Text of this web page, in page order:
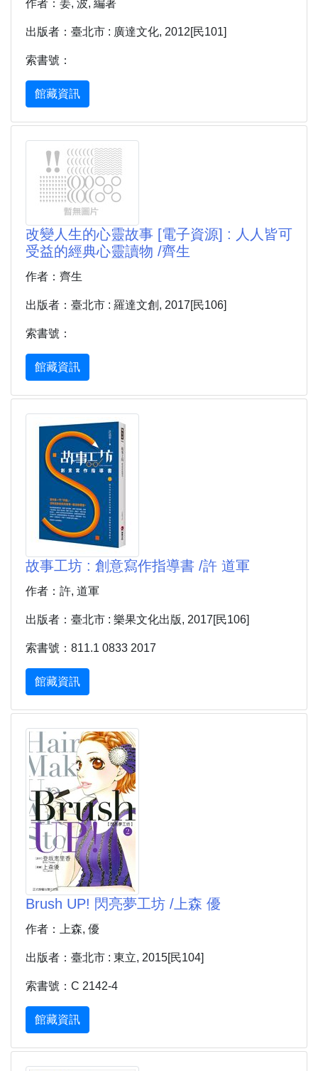
作者：姜, 波, 編著
出版者：臺北市 : 廣達文化, 2012[民101]
索書號：
館藏資訊
改變人生的心靈故事 [電子資源] : 人人皆可
受益的經典心靈讀物 /齊生
作者：齊生
出版者：臺北市 : 羅達文創, 2017[民106]
索書號：
館藏資訊
故事工坊 : 創意寫作指導書 /許 道軍
作者：許, 道軍
出版者：臺北市 : 樂果文化出版, 2017[民106]
索書號：811.1 0833 2017
館藏資訊
Brush UP! 閃亮夢工坊 /上森 優
作者：上森, 優
出版者：臺北市 : 東立, 2015[民104]
索書號：C 2142-4
館藏資訊